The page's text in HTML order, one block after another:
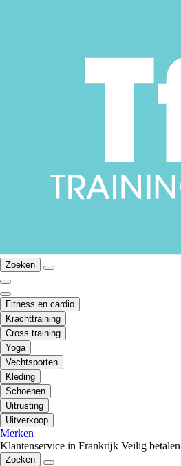
Zoeken
Fitness en cardio
Krachttraining
Cross training
Yoga
Vechtsporten
Kleding
Schoenen
Uitrusting
Uitverkoop
Merken
Klantenservice in Frankrijk Veilig betalen
Zoeken